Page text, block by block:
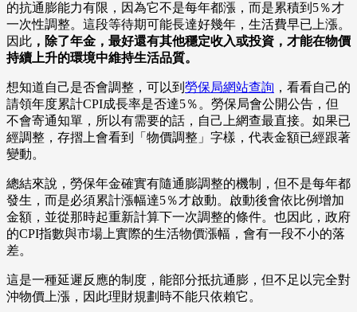
的抗通膨能力有限，因為它不是每年都漲，而是累積到5％才
一次性調整。這段等待期可能長達好幾年，生活費早已上漲。
因此 ，除了年金，最好還有其他穩定收入或投資，才能在物價
持續上升的環境中維持生活品質。
想知道自己是否會調整，可以到 勞保局網站查詢 ，看看自己的
請領年度累計CPI成長率是否達5％。勞保局會公開公告，但
不會寄通知單，所以有需要的話，自己上網查最直接。如果已
經調整，存摺上會看到「物價調整」字樣，代表金額已經跟著
變動。
總結來說，勞保年金確實有隨通膨調整的機制，但不是每年都
發生，而是必須累計漲幅達5％才啟動。啟動後會依比例增加
金額，並從那時起重新計算下一次調整的條件。也因此，政府
的CPI指數與市場上實際的生活物價漲幅，會有一段不小的落
差。
這是一種延遲反應的制度，能部分抵抗通膨，但不足以完全對
沖物價上漲，因此理財規劃時不能只依賴它。